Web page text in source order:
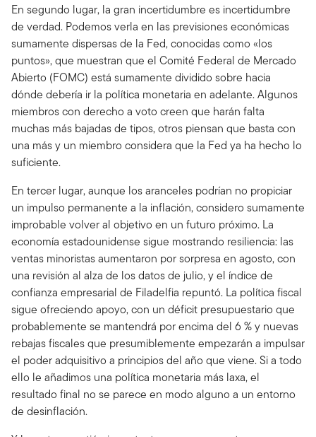
En segundo lugar, la gran incertidumbre es incertidumbre
de verdad. Podemos verla en las previsiones económicas
sumamente dispersas de la Fed, conocidas como «los
puntos», que muestran que el Comité Federal de Mercado
Abierto (FOMC) está sumamente dividido sobre hacia
dónde debería ir la política monetaria en adelante. Algunos
miembros con derecho a voto creen que harán falta
muchas más bajadas de tipos, otros piensan que basta con
una más y un miembro considera que la Fed ya ha hecho lo
suficiente.
En tercer lugar, aunque los aranceles podrían no propiciar
un impulso permanente a la inflación, considero sumamente
improbable volver al objetivo en un futuro próximo. La
economía estadounidense sigue mostrando resiliencia: las
ventas minoristas aumentaron por sorpresa en agosto, con
una revisión al alza de los datos de julio, y el índice de
confianza empresarial de Filadelfia repuntó. La política fiscal
sigue ofreciendo apoyo, con un déficit presupuestario que
probablemente se mantendrá por encima del 6 % y nuevas
rebajas fiscales que presumiblemente empezarán a impulsar
el poder adquisitivo a principios del año que viene. Si a todo
ello le añadimos una política monetaria más laxa, el
resultado final no se parece en modo alguno a un entorno
de desinflación.